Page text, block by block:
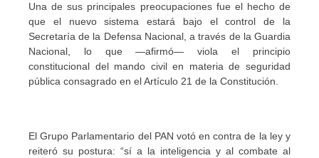
Una de sus principales preocupaciones fue el hecho de
que el nuevo sistema estará bajo el control de la
Secretaría de la Defensa Nacional, a través de la Guardia
Nacional, lo que —afirmó— viola el principio
constitucional del mando civil en materia de seguridad
pública consagrado en el Artículo 21 de la Constitución.
El Grupo Parlamentario del PAN votó en contra de la ley y
reiteró su postura: “sí a la inteligencia y al combate al